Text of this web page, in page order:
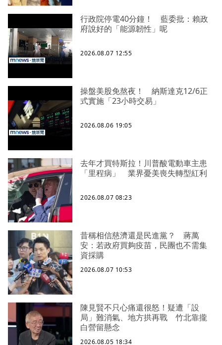
行政院停電40分鐘！ 藍委批：賴政
府說好的「能源韌性」呢
2026.08.07 12:55
操盤美股免熬夜！ 納斯達克12/6正
式實施「23小時交易」
2026.08.06 19:05
去年才買特斯拉！川普酸電動車主患
「里程病」 業界憂美喪失轉型紅利
2026.08.07 08:23
昔稱相信慈濟還是民進黨？ 蔣萬
安：若政府買夠疫苗，民團也不需集
資採購
2026.08.07 10:53
陳見賢不只心痛還很怒！疑遭「設
局」難消氣、地方拱再戰 竹北靠攏
白營留懸念
2026.08.05 18:34